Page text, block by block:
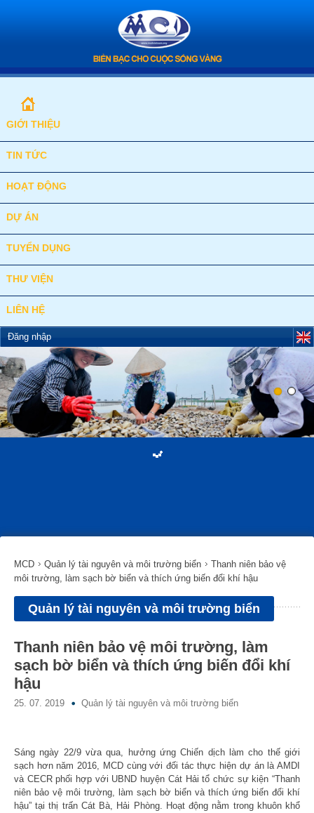
GIỚI THIỆU
TIN TỨC
HOẠT ĐỘNG
DỰ ÁN
TUYỂN DỤNG
THƯ VIỆN
LIÊN HỆ
Đăng nhập
MCD Quản lý tài nguyên và môi trường biển
Thanh niên bảo vệ
môi trường, làm sạch bờ biển và thích ứng biến đổi khí hậu
Quản lý tài nguyên và môi trường biển
Thanh niên bảo vệ môi trường, làm
sạch bờ biển và thích ứng biến đổi khí
hậu
25. 07. 2019 Quản lý tài nguyên và môi trường biển
Sáng ngày 22/9 vừa qua, hưởng ứng Chiến dịch làm cho thế giới
sạch hơn năm 2016, MCD cùng với đối tác thực hiện dự án là AMDI
và CECR phối hợp với UBND huyện Cát Hải tổ chức sự kiện “Thanh
niên bảo vệ môi trường, làm sạch bờ biển và thích ứng biến đổi khí
hậu” tại thị trấn Cát Bà, Hải Phòng. Hoạt động nằm trong khuôn khổ